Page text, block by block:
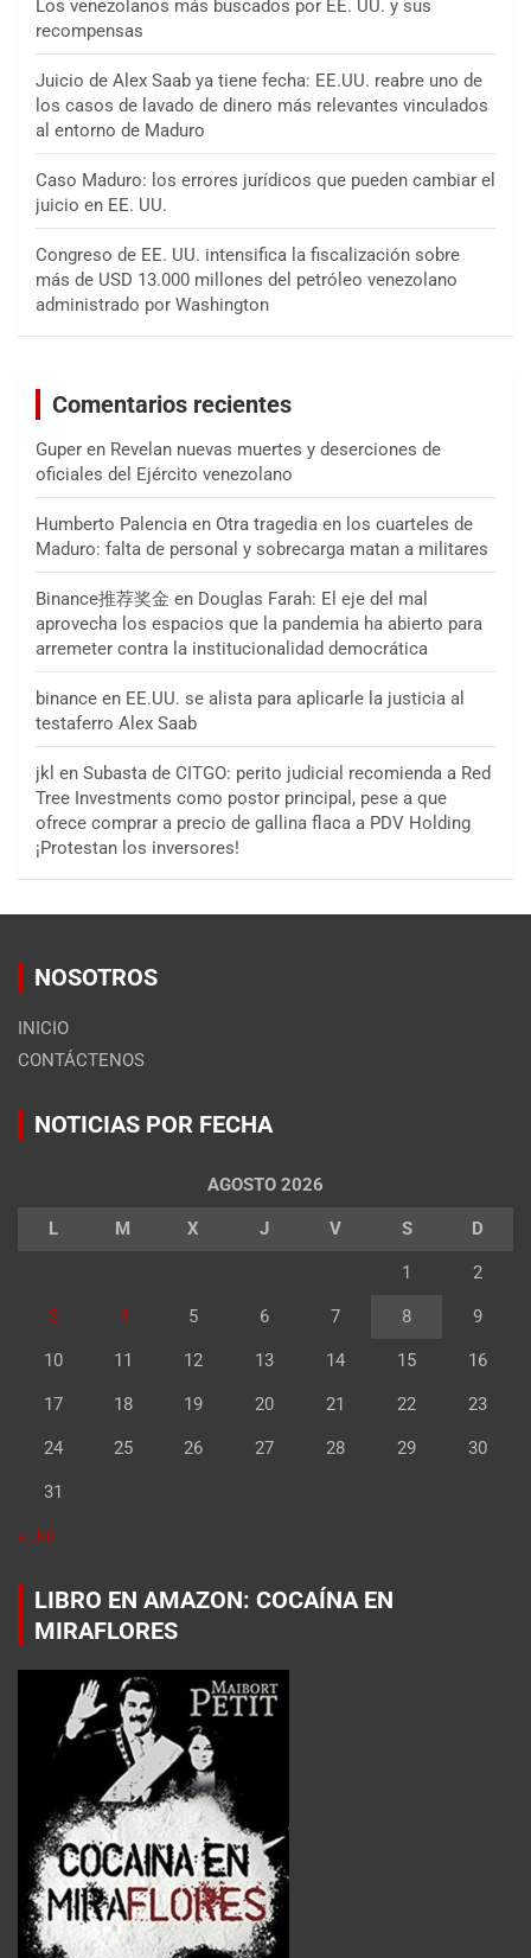
Los venezolanos más buscados por EE. UU. y sus
recompensas
Juicio de Alex Saab ya tiene fecha: EE.UU. reabre uno de
los casos de lavado de dinero más relevantes vinculados
al entorno de Maduro
Caso Maduro: los errores jurídicos que pueden cambiar el
juicio en EE. UU.
Congreso de EE. UU. intensifica la fiscalización sobre
más de USD 13.000 millones del petróleo venezolano
administrado por Washington
Comentarios recientes
Guper en Revelan nuevas muertes y deserciones de
oficiales del Ejército venezolano
Humberto Palencia en Otra tragedia en los cuarteles de
Maduro: falta de personal y sobrecarga matan a militares
Binance推荐奖金 en Douglas Farah: El eje del mal
aprovecha los espacios que la pandemia ha abierto para
arremeter contra la institucionalidad democrática
binance en EE.UU. se alista para aplicarle la justicia al
testaferro Alex Saab
jkl en Subasta de CITGO: perito judicial recomienda a Red
Tree Investments como postor principal, pese a que
ofrece comprar a precio de gallina flaca a PDV Holding
¡Protestan los inversores!
NOSOTROS
INICIO
CONTÁCTENOS
NOTICIAS POR FECHA
AGOSTO 2026
L M X J V S D
1 2
3 4 5 6 7 8 9
10 11 12 13 14 15 16
17 18 19 20 21 22 23
24 25 26 27 28 29 30
31
« Jul
LIBRO EN AMAZON: COCAÍNA EN
MIRAFLORES